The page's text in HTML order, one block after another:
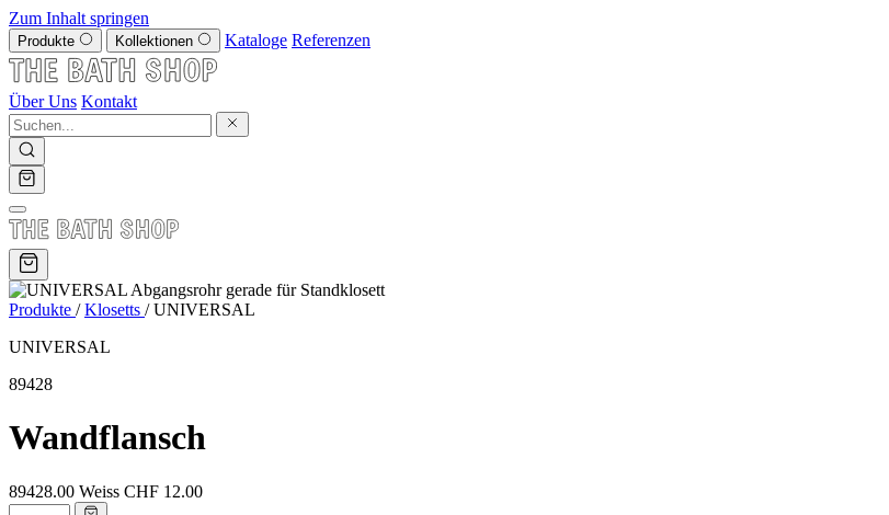
Zum Inhalt springen
Produkte Kollektionen Kataloge Referenzen
Über Uns Kontakt
Produkte / Klosetts / UNIVERSAL
UNIVERSAL
89428
Wandflansch
89428.00 Weiss CHF 12.00